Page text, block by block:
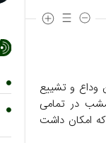
وداع و تشییع
در تمامی
امکان داشت